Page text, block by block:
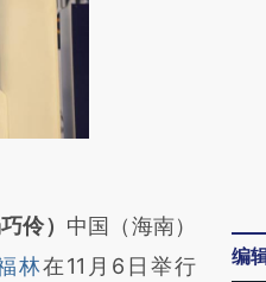
话：本文由第三方
文章
伶） 中国（海南）
林在11月6日举行
编